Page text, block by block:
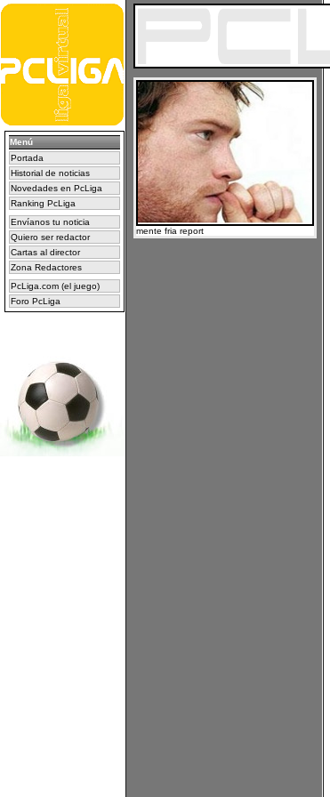
Menú
Portada
Historial de noticias
Novedades en PcLiga
Ranking PcLiga
Envíanos tu noticia
Quiero ser redactor
Cartas al director
Zona Redactores
PcLiga.com (el juego)
Foro PcLiga
mente fria report